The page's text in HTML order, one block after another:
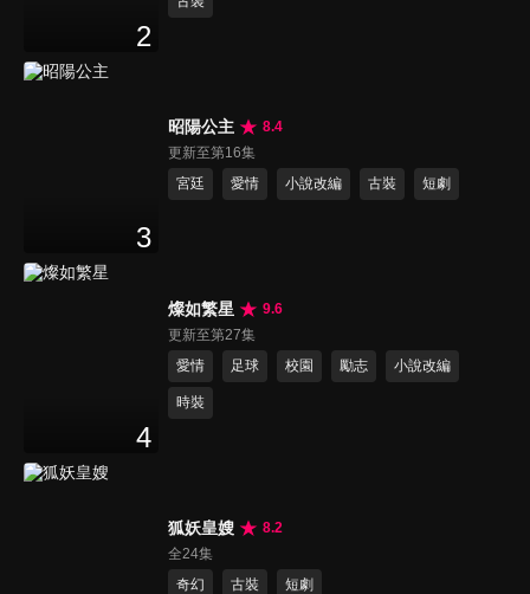
2
3
昭陽公主
8.4
更新至第16集
宮廷
愛情 小說改編 古裝 短劇
4
燦如繁星
9.6
更新至第27集
愛情
足球 校園 勵志 小說改編
時裝
狐妖皇嫂
8.2
全24集
奇幻
古裝 短劇